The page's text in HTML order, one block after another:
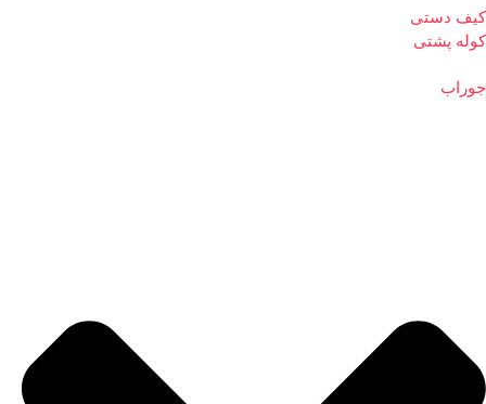
کیف دستی
کوله پشتی
جوراب